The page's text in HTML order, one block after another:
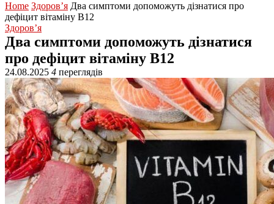
Home Здоров’я Два симптоми допоможуть дізнатися про
дефіцит вітаміну B12
Здоров’я
Два симптоми допоможуть дізнатися
про дефіцит вітаміну B12
24.08.2025 4 переглядів